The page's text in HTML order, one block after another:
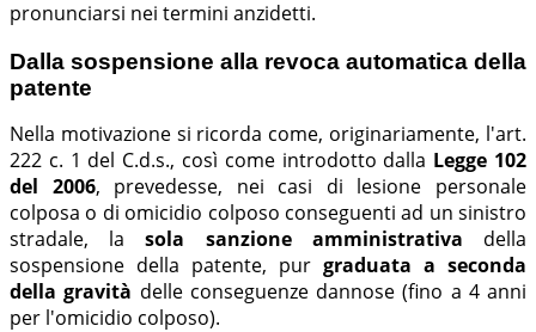
pronunciarsi nei termini anzidetti.
Dalla sospensione alla revoca automatica della
patente
Nella motivazione si ricorda come, originariamente, l'art.
222 c. 1 del C.d.s., così come introdotto dalla Legge 102
del 2006, prevedesse, nei casi di lesione personale
colposa o di omicidio colposo conseguenti ad un sinistro
stradale, lasola sanzione amministrativa della
sospensione della patente, pur graduata a seconda
della gravità delle conseguenze dannose (fino a 4 anni
per l'omicidio colposo).